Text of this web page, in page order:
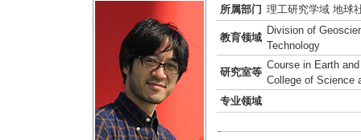
所属部门 理工研究学域 地球
教育领域
Division of
Technology
研究室等
Course in Earth
College of Science
专业领域